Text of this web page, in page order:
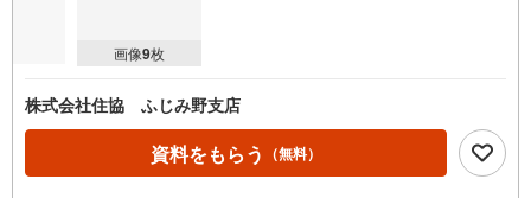
画像9枚
株式会社住協 ふじみ野支店
資料をもらう （無料）